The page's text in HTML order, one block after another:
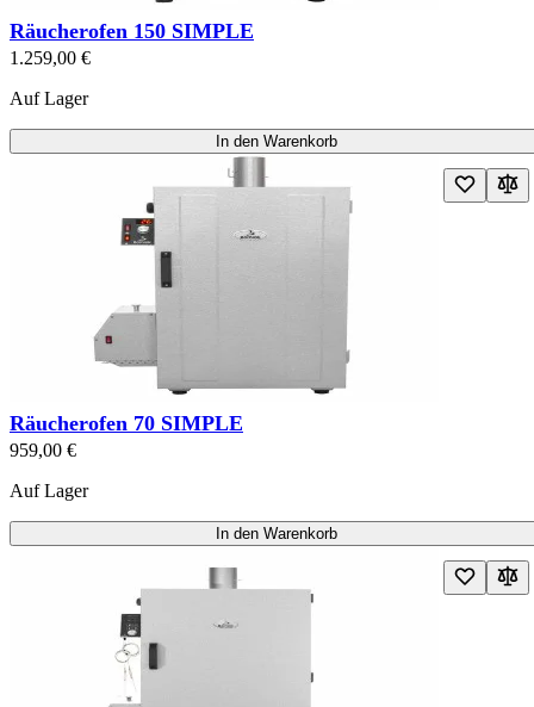
Räucherofen 150 SIMPLE
1.259,00 €
Auf Lager
In den Warenkorb
Räucherofen 70 SIMPLE
959,00 €
Auf Lager
In den Warenkorb